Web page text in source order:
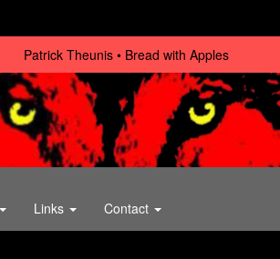
Patrick Theunis Bread with Apples
Links Contact